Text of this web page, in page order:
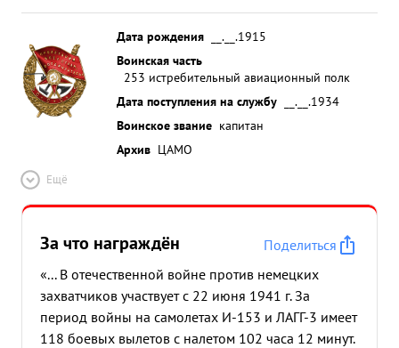
Дата рождения
__.__.1915
Воинская часть
253 истребительный авиационный полк
Дата поступления на службу
__.__.1934
Воинское звание капитан
Архив ЦАМО
Ещё
За что награждён
Поделиться
«... В отечественной войне против немецких
захватчиков участвует с 22 июня 1941 г. За
период войны на самолетах И-153 и ЛАГГ-3 имеет
118 боевых вылетов с налетом 102 часа 12 минут.